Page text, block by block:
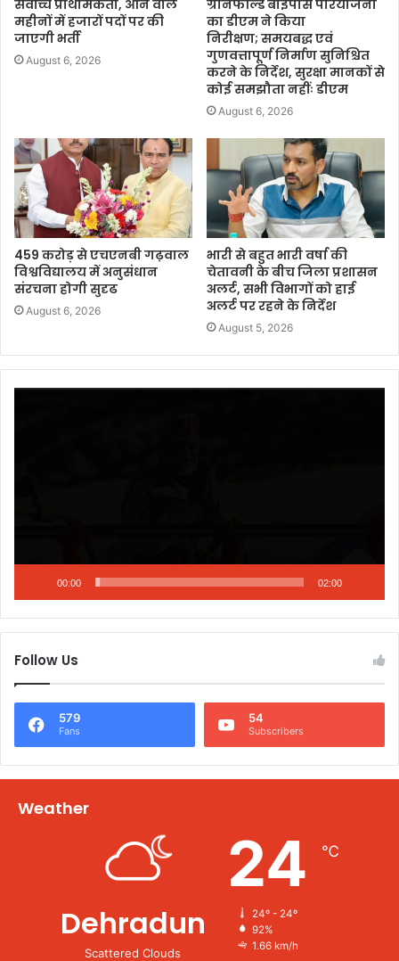
सर्वोच्च प्राथमिकता, आने वाले
महीनों में हजारों पदों पर की
जाएगी भर्ती
August 6, 2026
ग्रीनफील्ड बाईपास परियोजना
का डीएम ने किया
निरीक्षण; समयबद्ध एवं
गुणवत्तापूर्ण निर्माण सुनिश्चित
करने के निर्देश, सुरक्षा मानकों से
कोई समझौता नहींः डीएम
August 6, 2026
459 करोड़ से एचएनबी गढ़वाल
विश्वविद्यालय में अनुसंधान
संरचना होगी सुदृढ
August 6, 2026
भारी से बहुत भारी वर्षा की
चेतावनी के बीच जिला प्रशासन
अलर्ट, सभी विभागों को हाई
अलर्ट पर रहने के निर्देश
August 5, 2026
00:00 02:00
Follow Us
579
Fans
54
Subscribers
Weather
Dehradun
Scattered Clouds
24 ℃
24º - 24º
92%
1.66 km/h